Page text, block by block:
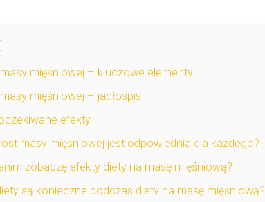
mięśniowej – kluczowe elementy
mięśniowej – jadłospis
efekty
masy mięśniowej jest odpowiednia dla każdego?
zobaczę efekty diety na masę mięśniową?
są konieczne podczas diety na masę mięśniową?